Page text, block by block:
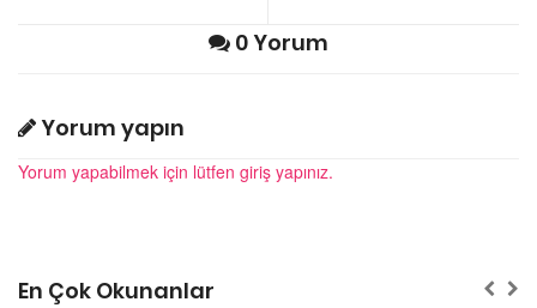
0 Yorum
Yorum yapın
Yorum yapabilmek için lütfen giriş yapınız.
En Çok Okunanlar